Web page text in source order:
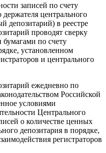
записей по счету
центрального
депозитарий) в реестре
проводят сверку
по счету
установленном
и центрального
ежедневно по
Российской
условиями
Центрального
о количестве ценных
депозитария в порядке,
регистраторов